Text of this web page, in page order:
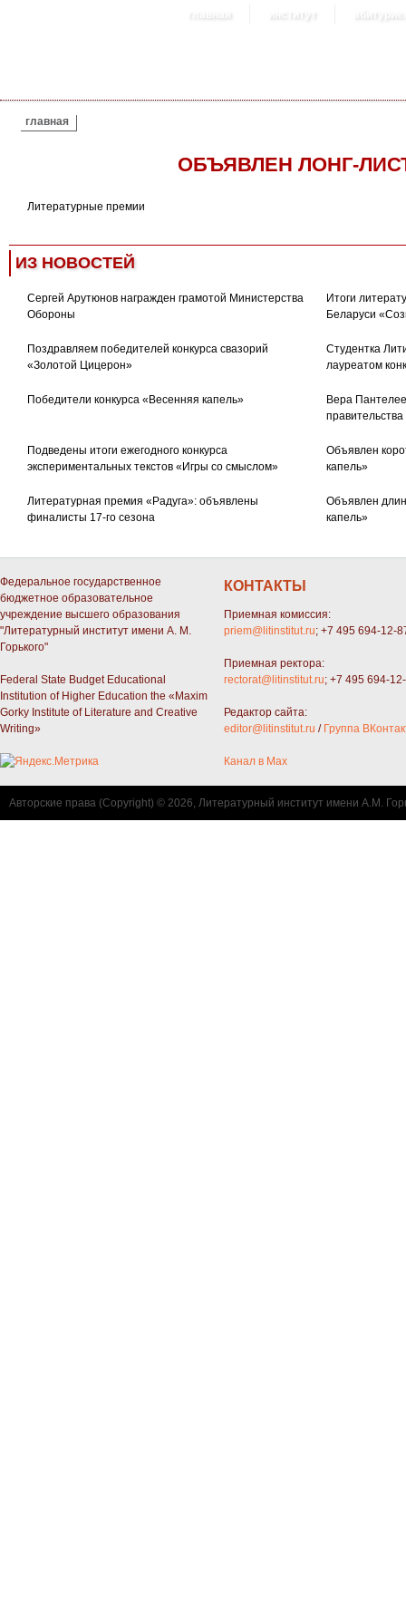
главная институт
ВЫ ЗДЕСЬ
главная
ОБЪЯВЛЕН ЛОНГ-
Литературные премии
ИЗ НОВОСТЕЙ
Сергей Арутюнов награжден грамотой Министерства
Обороны
Итоги
Беларуси
Поздравляем победителей конкурса свазорий
«Золотой Цицерон»
Студентка
лауреатом
Победители конкурса «Весенняя капель»
Вера
Подведены итоги ежегодного конкурса
экспериментальных текстов «Игры со смыслом»
Объявлен
капель»
Литературная премия «Радуга»: объявлены
финалисты 17-го сезона
Объявлен
капель»
Федеральное государственное
бюджетное образовательное
учреждение высшего образования
"Литературный институт имени А. М.
Горького"
Federal State Budget Educational
Institution of Higher Education the «Maxim
Gorky Institute of Literature and Creative
Writing»
КОНТАКТЫ
Приемная комиссия:
priem@litinstitut.ru; +7 495 694-12-
Приемная ректора:
rectorat@litinstitut.ru; +7 495 694-
Редактор сайта:
editor@litinstitut.ru / Группа
Канал в Max
Авторские права (Copyright) © 2026, Литературный институт имени А.М.